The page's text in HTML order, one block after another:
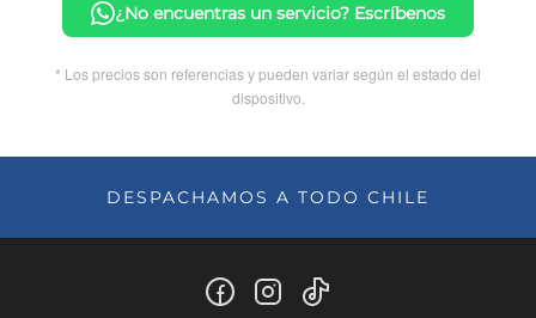
¿No encuentras un servicio? Escríbenos
* Los precios son referencias y pueden variar según el estado del
dispositivo.
DESPACHAMOS A TODO CHILE